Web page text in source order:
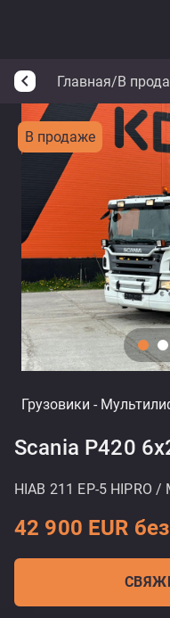
arrow_back_ios Главная/В
В продаже
Грузовики -
Scania P420
HIAB 211 EP-5 HIPRO /
42 900 EUR